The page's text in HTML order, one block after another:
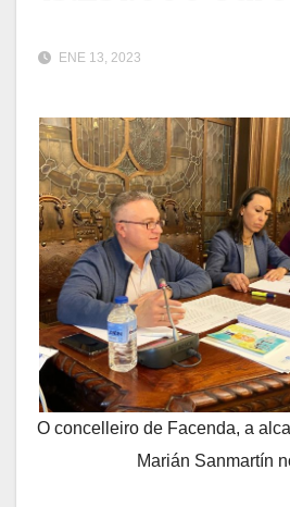
ENE 13, 2023
O concelleiro de Facenda, a
Marián Sanmartín